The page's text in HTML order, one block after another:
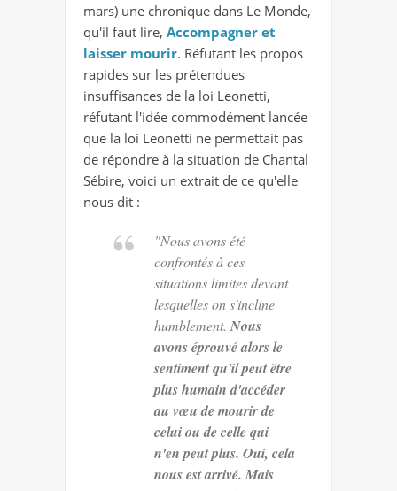
mars) une chronique dans Le Monde,
qu'il faut lire, Accompagner et
laisser mourir. Réfutant les propos
rapides sur les prétendues
insuffisances de la loi Leonetti,
réfutant l'idée commodément lancée
que la loi Leonetti ne permettait pas
de répondre à la situation de Chantal
Sébire, voici un extrait de ce qu'elle
nous dit :
"Nous avons été
confrontés à ces
situations limites devant
lesquelles on s'incline
humblement. Nous
avons éprouvé alors le
sentiment qu'il peut être
plus humain d'accéder
au vœu de mourir de
celui ou de celle qui
n'en peut plus. Oui, cela
nous est arrivé. Mais